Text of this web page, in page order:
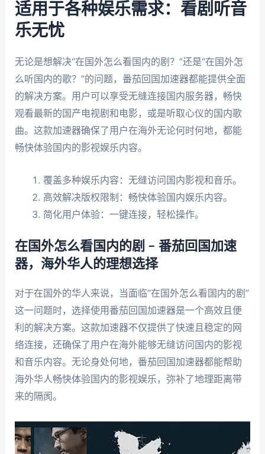
适用于各种娱乐需求：看剧听音
乐无忧
无论是想解决“在国外怎么看国内的剧？”还是“在国外怎
么听国内的歌？”的问题，番茄回国加速器都能提供全面
的解决方案。用户可以享受无缝连接国内服务器，畅快
观看最新的国产电视剧和电影，或是听取心仪的国内歌
曲。这款加速器确保了用户在海外无论何时何地，都能
畅快体验国内的影视娱乐内容。
覆盖多种娱乐内容：无缝访问国内影视和音乐。
高效解决版权限制：畅快体验国内娱乐内容。
简化用户体验：一键连接，轻松操作。
在国外怎么看国内的剧 – 番茄回国加速
器，海外华人的理想选择
对于在国外的华人来说，当面临“在国外怎么看国内的剧”
这一问题时，选择使用番茄回国加速器是一个高效且便
利的解决方案。这款加速器不仅提供了快速且稳定的网
络连接，还确保了用户在海外能够无缝访问国内的影视
和音乐内容。无论身处何地，番茄回国加速器都能帮助
海外华人畅快体验国内的影视娱乐，弥补了地理距离带
来的隔阂。